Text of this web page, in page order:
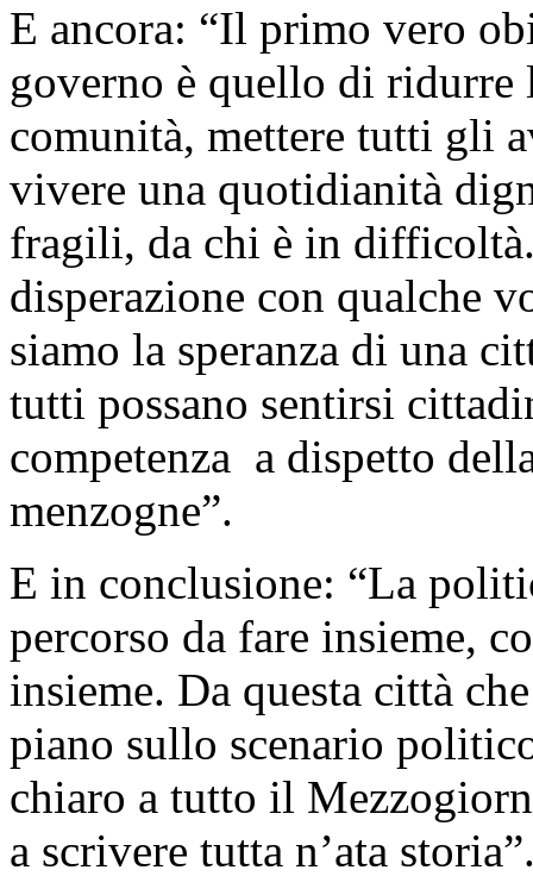
E ancora: “Il primo vero
governo è quello di ridurre
comunità, mettere tutti gli
vivere una quotidianità
fragili, da chi è in
disperazione con qualche
siamo la speranza di una
tutti possano sentirsi
competenza a dispetto
menzogne”.
E in conclusione: “La
percorso da fare insieme,
insieme. Da questa città
piano sullo scenario
chiaro a tutto il
a scrivere tutta n’ata